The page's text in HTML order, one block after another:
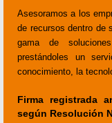
Asesoramos a los
de recursos dentro de
gama de
prestándoles un
conocimiento, la
Firma registrada
según Resolución